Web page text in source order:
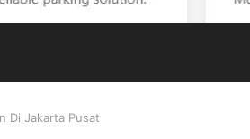
Di Jakarta Pusat